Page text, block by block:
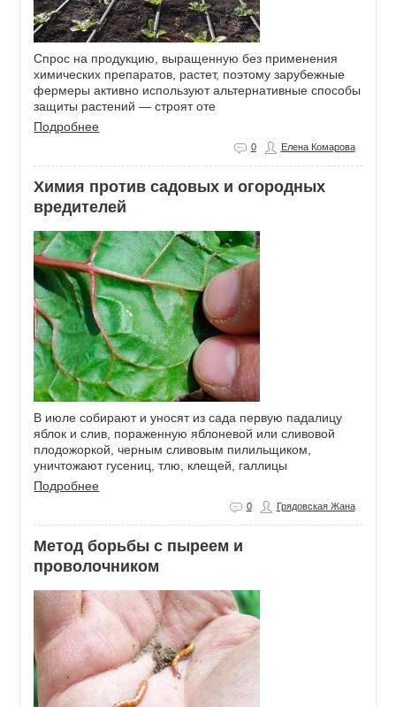
Спрос на продукцию, выращенную без применения
химических препаратов, растет, поэтому зарубежные
фермеры активно используют альтернативные способы
защиты растений — строят оте
Подробнее
Елена Комарова
0
Химия против садовых и огородных
вредителей
В июле собирают и уносят из сада первую падалицу
яблок и слив, пораженную яблоневой или сливовой
плодожоркой, черным сливовым пилильщиком,
уничтожают гусениц, тлю, клещей, галлицы
Подробнее
Грядовская Жана
0
Метод борьбы с пыреем и
проволочником